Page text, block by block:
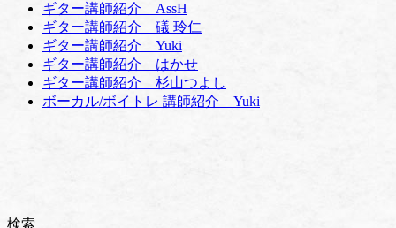
ギター講師紹介 AssH
ギター講師紹介 礒 玲仁
ギター講師紹介 Yuki
ギター講師紹介 はかせ
ギター講師紹介 杉山つよし
ボーカル/ボイトレ 講師紹介 Yuki
検索